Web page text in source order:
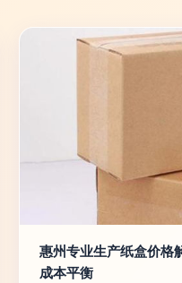
惠州专业生产纸盒价格
成本平衡